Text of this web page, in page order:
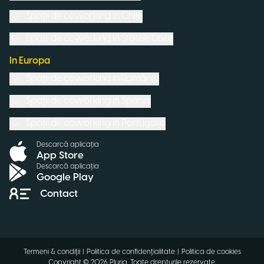
In Europa
Descarcă aplicația
App Store
Descarcă aplicația
Google Play
Contact
Termeni & condiții Politica de confidențialitate Politica de cookies